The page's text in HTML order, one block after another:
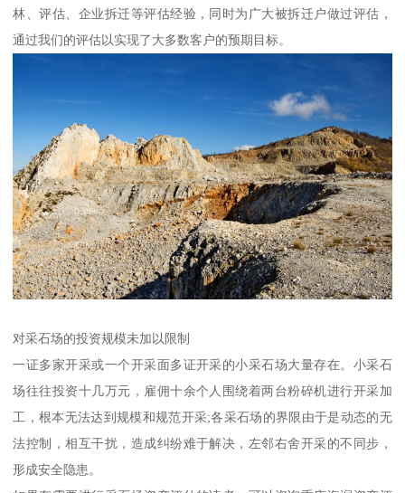
林、评估、企业拆迁等评估经验，同时为广大被拆迁户做过评估，
通过我们的评估以实现了大多数客户的预期目标。
对采石场的投资规模未加以限制
一证多家开采或一个开采面多证开采的小采石场大量存在。小采石
场往往投资十几万元，雇佣十余个人围绕着两台粉碎机进行开采加
工，根本无法达到规模和规范开采;各采石场的界限由于是动态的无
法控制，相互干扰，造成纠纷难于解决，左邻右舍开采的不同步，
形成安全隐患。